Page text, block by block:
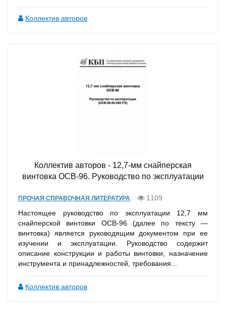
Коллектив авторов
Коллектив авторов - 12,7-мм снайперская
винтовка ОСВ-96. Руководство по эксплуатации
ПРОЧАЯ СПРАВОЧНАЯ ЛИТЕРАТУРА
1109
Настоящее руководство по эксплуатации 12,7 мм
снайперской винтовки ОСВ-96 (далее по тексту —
винтовка) является руководящим документом при ее
изучении и эксплуатации. Руководство содержит
описание конструкции и работы винтовки, назначение
инструмента и принадлежностей, требования...
Коллектив авторов